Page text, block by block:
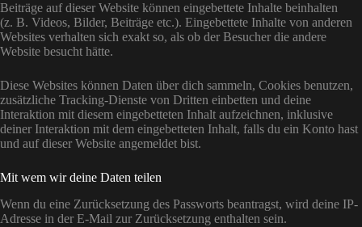
Beiträge auf dieser Website können eingebettete Inhalte beinhalten
(z. B. Videos, Bilder, Beiträge etc.). Eingebettete Inhalte von anderen
Websites verhalten sich exakt so, als ob der Besucher die andere
Website besucht hätte.
Diese Websites können Daten über dich sammeln, Cookies benutzen,
zusätzliche Tracking-Dienste von Dritten einbetten und deine
Interaktion mit diesem eingebetteten Inhalt aufzeichnen, inklusive
deiner Interaktion mit dem eingebetteten Inhalt, falls du ein Konto hast
und auf dieser Website angemeldet bist.
Mit wem wir deine Daten teilen
Wenn du eine Zurücksetzung des Passworts beantragst, wird deine IP-
Adresse in der E-Mail zur Zurücksetzung enthalten sein.